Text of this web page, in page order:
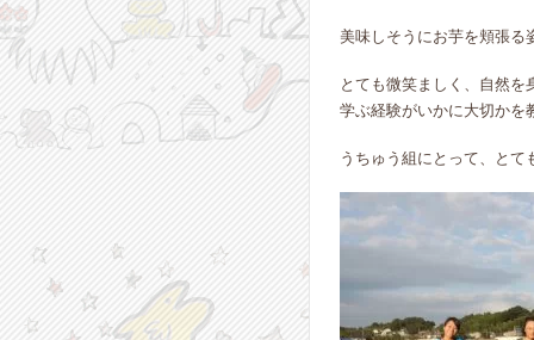
美味しそうにお芋を頬張る
とても微笑ましく、自然
学ぶ経験がいかに大切かを
うちゅう組にとって、と